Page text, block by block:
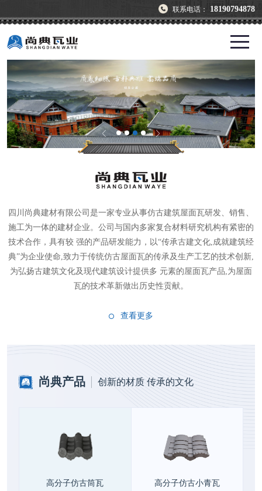
联系电话： 18190794878
四川尚典建材有限公司是一家专业从事仿古建筑屋面瓦研发、销售、
施工为一体的建材企业。公司与国内多家复合材料研究机构有紧密的
技术合作，具有较 强的产品研发能力，以“传承古建文化,成就建筑经
典”为企业使命,致力于传统仿古屋面瓦的传承及生产工艺的技术创新,
为弘扬古建筑文化及现代建筑设计提供多 元素的屋面瓦产品,为屋面
瓦的技术革新做出历史性贡献。
查看更多
尚典产品 创新的材质 传承的文化
高分子仿古筒瓦 高分子仿古小青瓦